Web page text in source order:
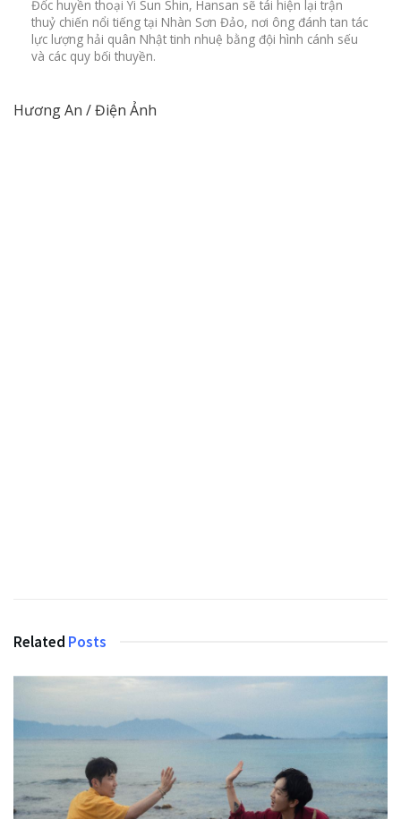
Đốc huyền thoại Yi Sun Shin, Hansan sẽ tái hiện lại trận
thuỷ chiến nổi tiếng tại Nhàn Sơn Đảo, nơi ông đánh tan tác
lực lượng hải quân Nhật tinh nhuệ bằng đội hình cánh sếu
và các quy bối thuyền.
Hương An / Điện Ảnh
Related Posts